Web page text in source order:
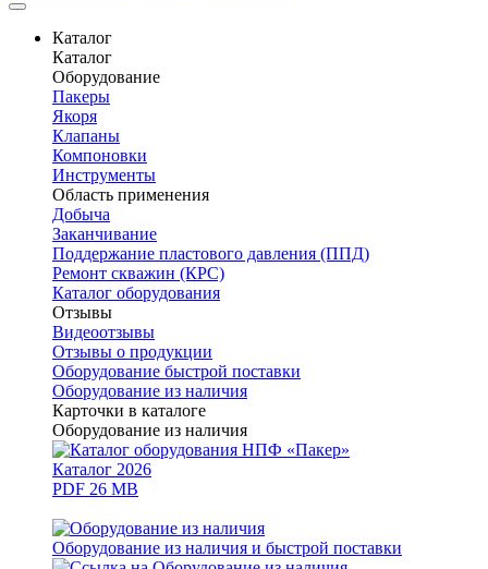
Каталог
Каталог
Оборудование
Пакеры
Якоря
Клапаны
Компоновки
Инструменты
Область применения
Добыча
Заканчивание
Поддержание пластового давления (ППД)
Ремонт скважин (КРС)
Каталог оборудования
Отзывы
Видеоотзывы
Отзывы о продукции
Оборудование быстрой поставки
Оборудование из наличия
Карточки в каталоге
Оборудование из наличия
Каталог 2026
PDF 26 MB
Оборудование из наличия и быстрой поставки